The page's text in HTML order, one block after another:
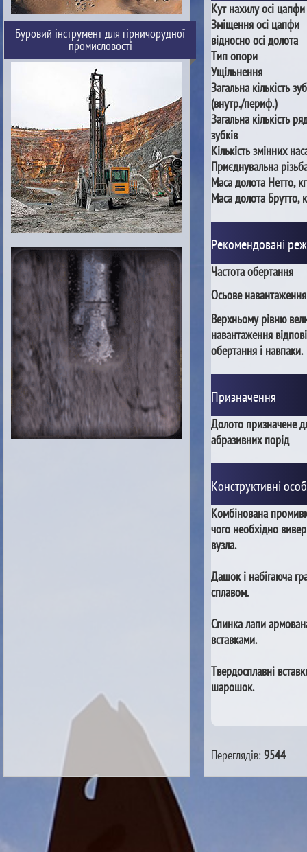
Буровий інструмент для гірничорудної
промисловості
Кут нахилу осі цапфи
Зміщення осі цапфи
відносно осі долота
Тип опори
Ущільнення
Загальна кількість
(внутр./периф.)
Загальна кількість
зубків
Кількість змінних
Приєднувальна
Маса долота Нетто, кг
Маса долота Брутто,
Рекомендовані
Частота обертання
Осьове навантаження
Верхньому рівню
навантаження
обертання і навпаки.
Призначення
Долото призначене
абразивних порід
Конструктивні
Комбінована
чого необхідно
вузла.
Дашок і набігаюча
сплавом.
Спинка лапи
вставками.
Твердосплавні
шарошок.
Переглядів: 9544